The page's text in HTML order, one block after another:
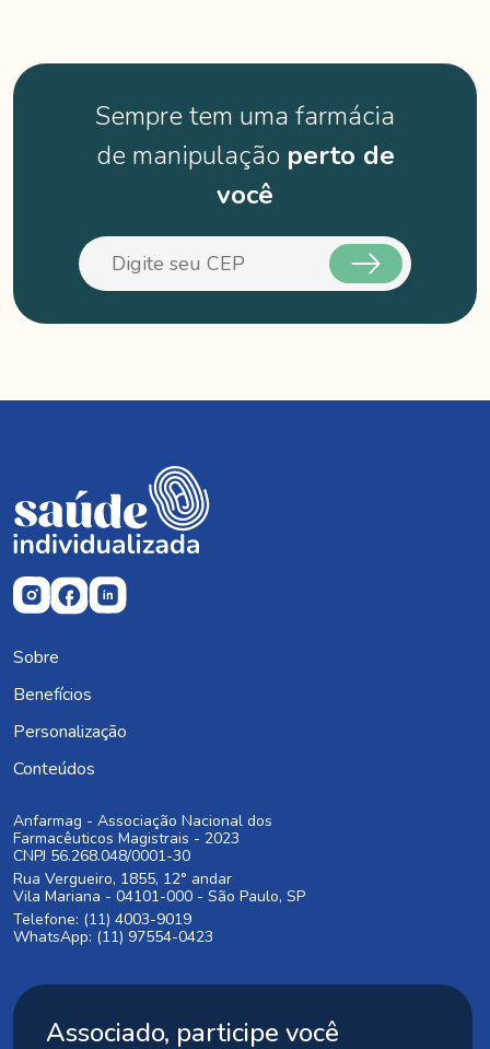
Sempre tem uma farmácia
de manipulação perto de
você
Sobre
Benefícios
Personalização
Conteúdos
Anfarmag - Associação Nacional dos
Farmacêuticos Magistrais - 2023
CNPJ 56.268.048/0001-30
Rua Vergueiro, 1855, 12° andar
Vila Mariana - 04101-000 - São Paulo, SP
Telefone: (11) 4003-9019
WhatsApp: (11) 97554-0423
Associado, participe você